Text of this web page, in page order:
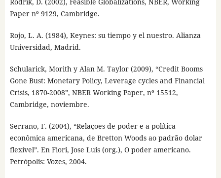
Rodrik, D. (2002), Feasible Globalizations, NBER, Working
Paper nº 9129, Cambridge.
Rojo, L. A. (1984), Keynes: su tiempo y el nuestro. Alianza
Universidad, Madrid.
Schularick, Morith y Alan M. Taylor (2009), “Credit Booms
Gone Bust: Monetary Policy, Leverage cycles and Financial
Crisis, 1870-2008”, NBER Working Paper, nº 15512,
Cambridge, noviembre.
Serrano, F. (2004), “Relaçoes de poder e a política
econômica americana, de Bretton Woods ao padrão dolar
flexível”. En Fiori, Jose Luis (org.), O poder americano.
Petrópolis: Vozes, 2004.